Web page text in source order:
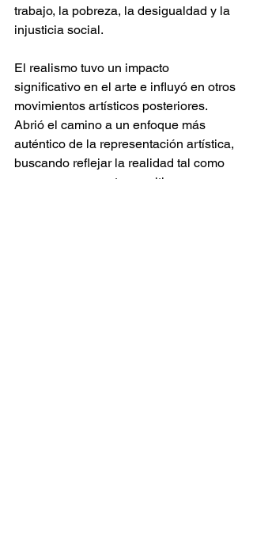
trabajo, la pobreza, la desigualdad y la
injusticia social.
El realismo tuvo un impacto
significativo en el arte e influyó en otros
movimientos artísticos posteriores.
Abrió el camino a un enfoque más
auténtico de la representación artística,
buscando reflejar la realidad tal como
es, con sus aspectos positivos y